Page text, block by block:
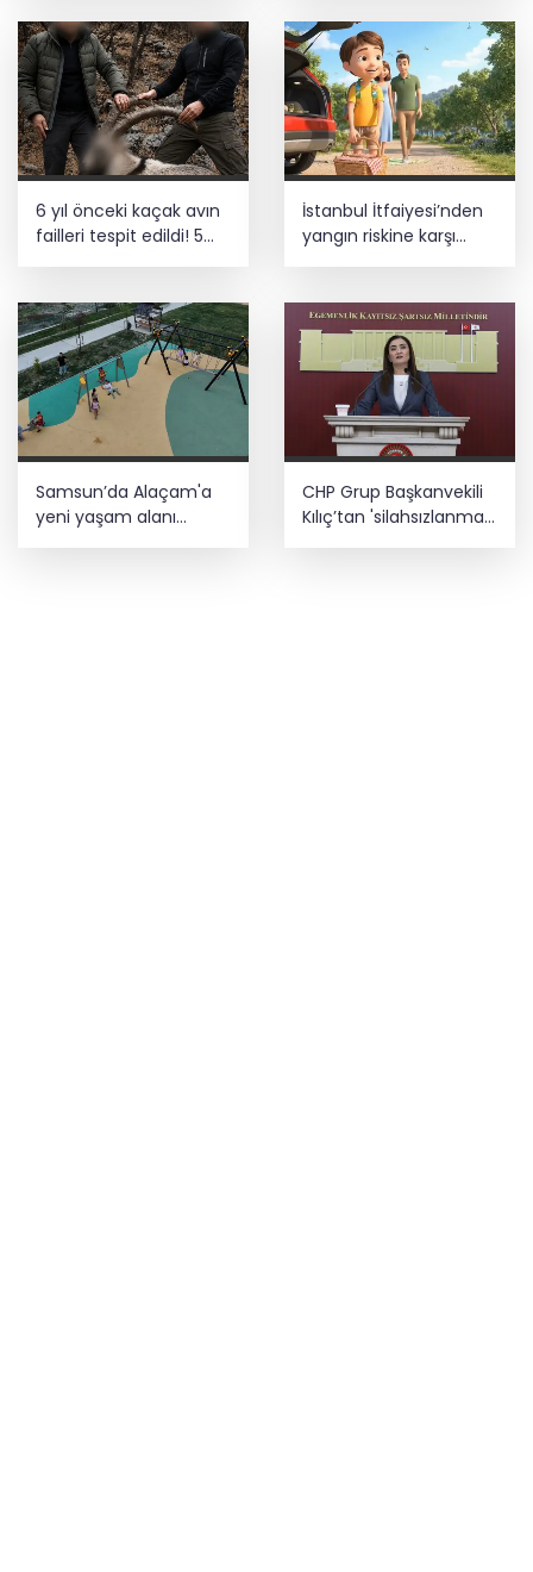
6 yıl önceki kaçak avın
failleri tespit edildi! 5
İstanbul İtfaiyesi’nden
yangın riskine karşı
Samsun’da Alaçam'a
yeni yaşam alanı
kazandırıldı
CHP Grup Başkanvekili
Kılıç’tan 'silahsızlanma'
vurgusu